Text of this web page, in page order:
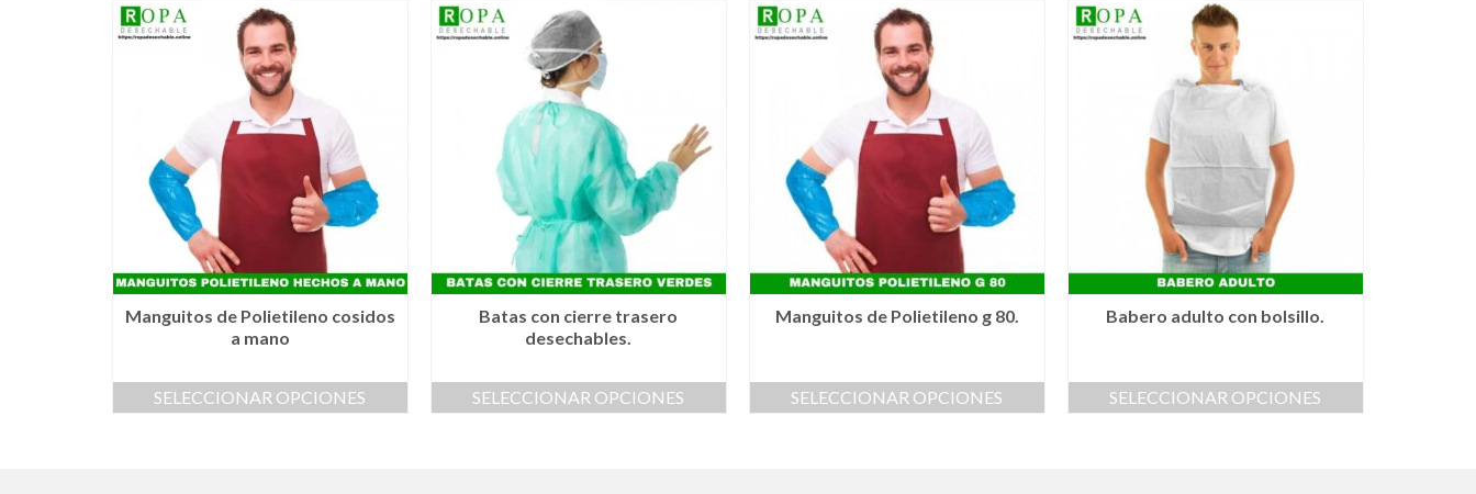
Manguitos de Polietileno cosidos
a mano
SELECCIONAR OPCIONES
Batas con cierre trasero
desechables.
SELECCIONAR OPCIONES
Manguitos de Polietileno g 80.
SELECCIONAR OPCIONES
Babero adulto con bolsillo.
SELECCIONAR OPCIONES